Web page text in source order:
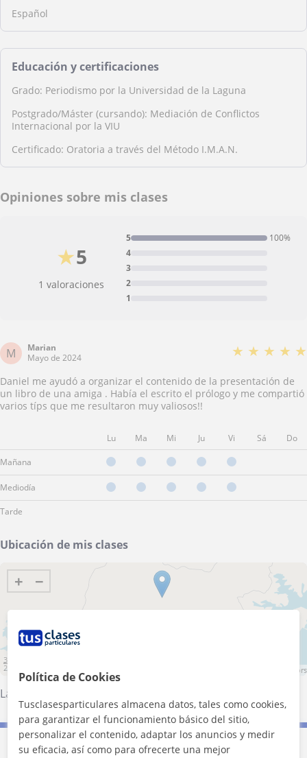
Español
Educación y certificaciones
Grado: Periodismo por la Universidad de la Laguna
Postgrado/Máster (cursando): Mediación de Conflictos
Internacional por la VIU
Certificado: Oratoria a través del Método I.M.A.N.
Opiniones sobre mis clases
5
★
1 valoraciones
1
2
3
4
5 100%
M
Marian
Mayo de 2024
★ ★ ★ ★ ★
Daniel me ayudó a organizar el contenido de la presentación de
un libro de una amiga . Había el escrito el prólogo y me compartió
varios típs que me resultaron muy valiosos!!
Lu Ma Mi Ju Vi Sá Do
Mañana
Mediodía
Tarde
Ubicación de mis clases
+ −
3 km
2 mi
contributors
La Orotava
Contacta con Daniel
Política de Cookies
Tusclasesparticulares almacena datos, tales como cookies,
para garantizar el funcionamiento básico del sitio,
personalizar el contenido, adaptar los anuncios y medir
su eficacia, así como para ofrecerte una mejor